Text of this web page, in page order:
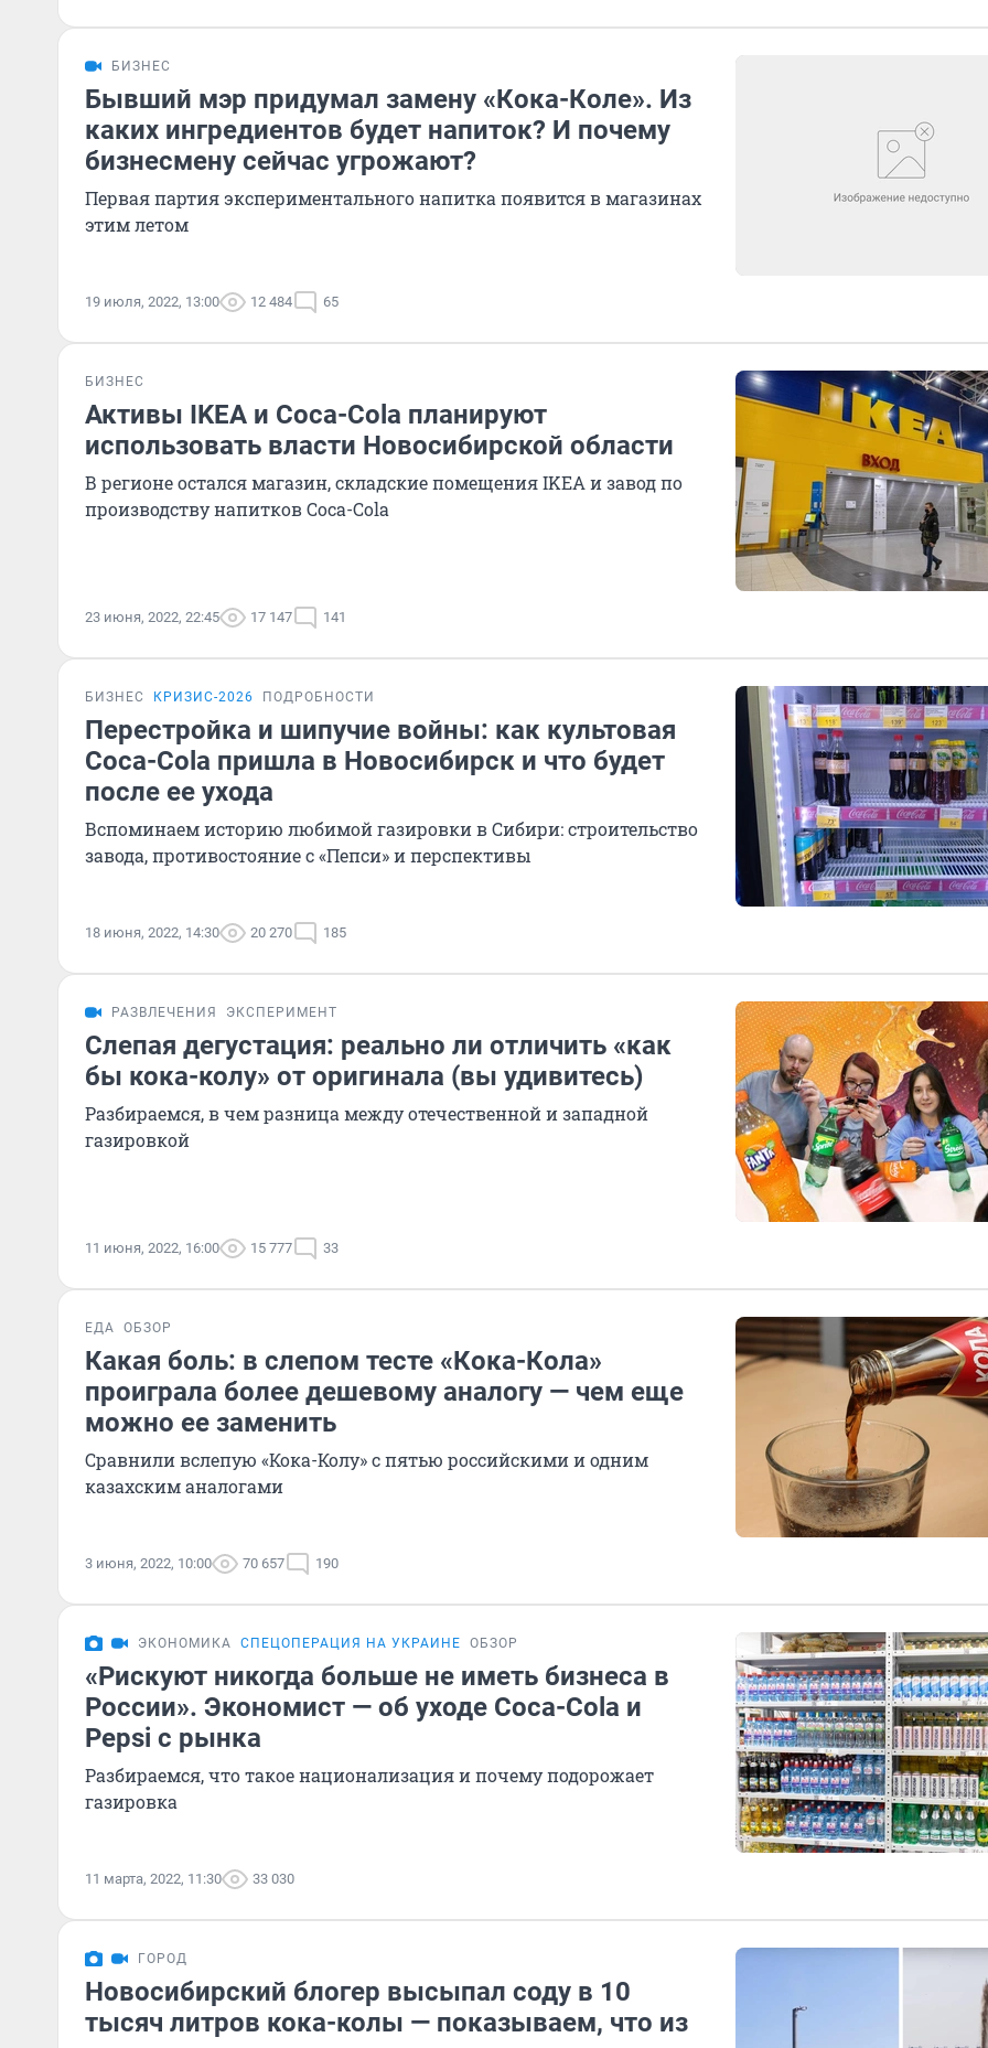
БИЗНЕС
Бывший мэр придумал замену «Кока-Коле». Из
каких ингредиентов будет напиток? И почему
бизнесмену сейчас угрожают?
Первая партия экспериментального напитка появится в магазинах
этим летом
19 июля, 2022, 13:00 12 484 65
БИЗНЕС
Активы IKEA и Coca-Cola планируют
использовать власти Новосибирской области
В регионе остался магазин, складские помещения IKEA и завод по
производству напитков Coca-Cola
23 июня, 2022, 22:45 17 147 141
БИЗНЕС КРИЗИС-2026 ПОДРОБНОСТИ
Перестройка и шипучие войны: как культовая
Coca-Cola пришла в Новосибирск и что будет
после ее ухода
Вспоминаем историю любимой газировки в Сибири: строительство
завода, противостояние с «Пепси» и перспективы
18 июня, 2022, 14:30 20 270 185
РАЗВЛЕЧЕНИЯ ЭКСПЕРИМЕНТ
Слепая дегустация: реально ли отличить «как
бы кока-колу» от оригинала (вы удивитесь)
Разбираемся, в чем разница между отечественной и западной
газировкой
11 июня, 2022, 16:00 15 777 33
ЕДА ОБЗОР
Какая боль: в слепом тесте «Кока-Кола»
проиграла более дешевому аналогу — чем еще
можно ее заменить
Сравнили вслепую «Кока-Колу» с пятью российскими и одним
казахским аналогами
3 июня, 2022, 10:00 70 657 190
ЭКОНОМИКА СПЕЦОПЕРАЦИЯ НА УКРАИНЕ ОБЗОР
«Рискуют никогда больше не иметь бизнеса в
России». Экономист — об уходе Coca-Cola и
Pepsi с рынка
Разбираемся, что такое национализация и почему подорожает
газировка
11 марта, 2022, 11:30 33 030
ГОРОД
Новосибирский блогер высыпал соду в 10
тысяч литров кока-колы — показываем, что из